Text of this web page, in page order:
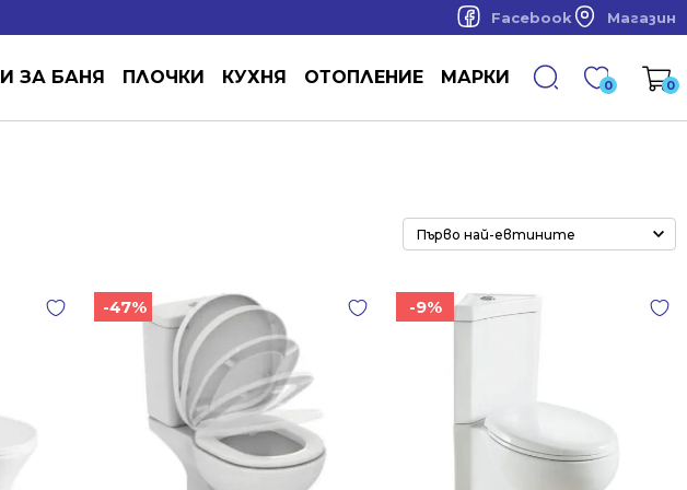
Facebook Магазин
ЗА БАНЯ ПЛОЧКИ КУХНЯ ОТОПЛЕНИЕ МАРКИ 0 0
-47% -9%